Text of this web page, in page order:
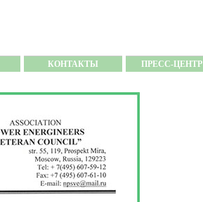
КОНТАКТЫ ПРЕСС-ЦЕНТР